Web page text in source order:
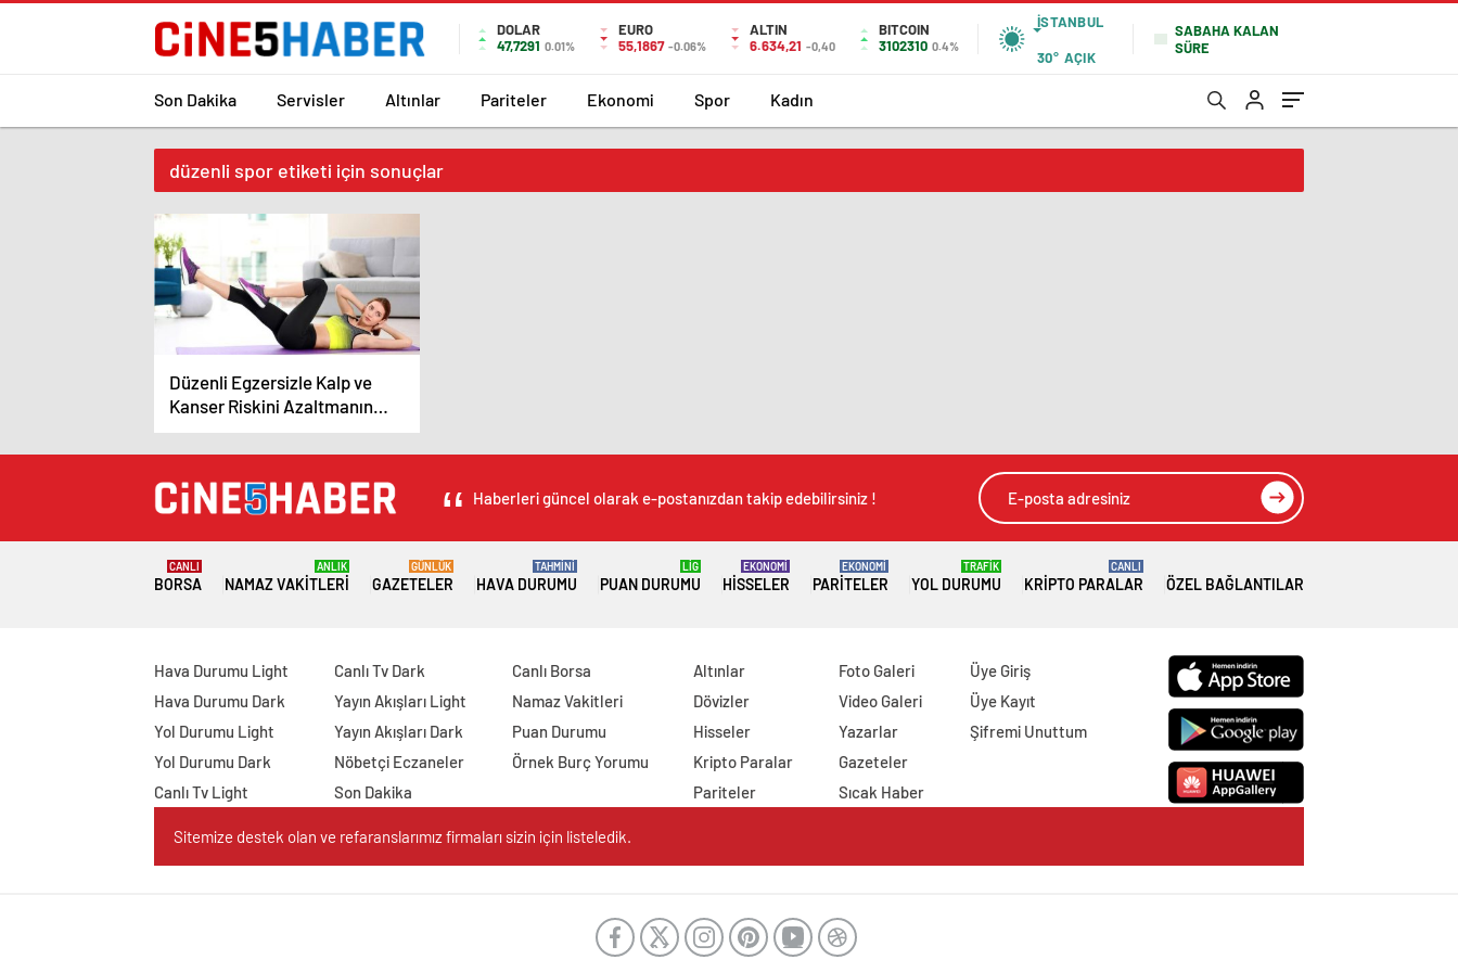
DOLAR
47,7291 0.01%
EURO
55,1867 -0.06%
ALTIN
6.634,21 -0,40
BITCOIN
3102310 0.4%
İSTANBUL
30° AÇIK
SABAHA KALAN
SÜRE
Son Dakika Servisler Altınlar Pariteler Ekonomi Spor Kadın
düzenli spor etiketi için sonuçlar
Düzenli Egzersizle Kalp ve
Kanser Riskini Azaltmanın
Yolları
Haberleri güncel olarak e-postanızdan takip edebilirsiniz !
BORSA
CANLI
NAMAZ VAKITLERI
ANLIK
GAZETELER
GÜNLÜK
HAVA DURUMU
TAHMİNİ
PUAN DURUMU
LİG
HISSELER
EKONOMİ
PARITELER
EKONOMİ
YOL DURUMU
TRAFİK
KRIPTO PARALAR
CANLI
ÖZEL BAĞLANTILAR
Hava Durumu Light
Hava Durumu Dark
Yol Durumu Light
Yol Durumu Dark
Canlı Tv Light
Canlı Tv Dark
Yayın Akışları Light
Yayın Akışları Dark
Nöbetçi Eczaneler
Son Dakika
Canlı Borsa
Namaz Vakitleri
Puan Durumu
Örnek Burç Yorumu
Altınlar
Dövizler
Hisseler
Kripto Paralar
Pariteler
Foto Galeri
Video Galeri
Yazarlar
Gazeteler
Sıcak Haber
Üye Giriş
Üye Kayıt
Şifremi Unuttum
Sitemize destek olan ve refaranslarımız firmaları sizin için listeledik.